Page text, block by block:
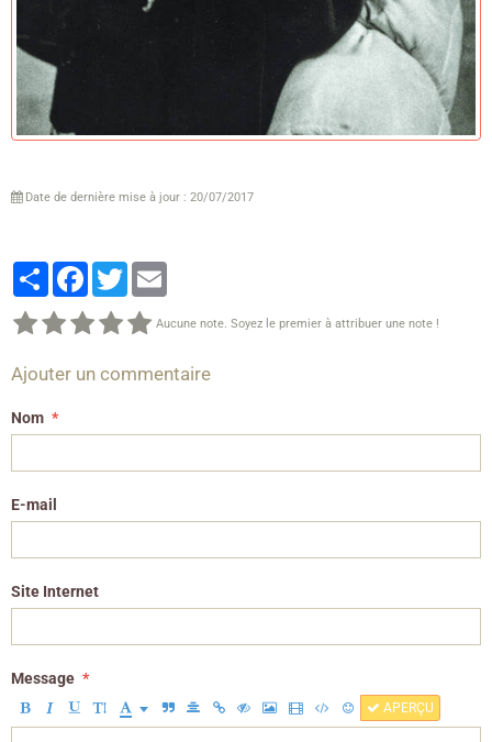
Date de dernière mise à jour : 20/07/2017
PartagerFacebook
Twitter
Aucune note. Soyez le premier à attribuer une note !
Ajouter un commentaire
Nom
E-mail
Site Internet
Message
APERÇU